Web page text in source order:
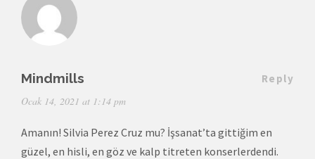
Mindmills
Ocak 14, 2021 at 1:14 pm
Reply
Amanın! Silvia Perez Cruz mu? İşsanat’ta gittiğim en
güzel, en hisli, en göz ve kalp titreten konserlerdendi.